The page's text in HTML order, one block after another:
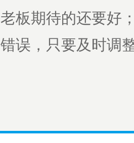
老板期待的还要好
错误，只要及时调